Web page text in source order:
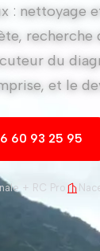
: nettoyage
recherche
du
et le
60 93 25 95
+ RC Pro